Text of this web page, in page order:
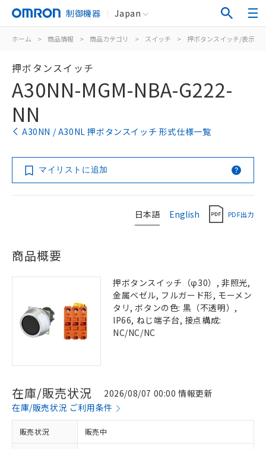
制御機器 Japan
ホーム > 商品情報 > 商品カテゴリ > スイッチ > 押ボタンスイッチ/表示灯
押ボタンスイッチ
A30NN-MGM-NBA-G222-
NN
A30NN / A30NL 押ボタンスイッチ 形式仕様一覧
マイリストに追加
日本語 English PDF出力
商品概要
押ボタンスイッチ（φ30）, 非照光,
金属ベゼル, フルガード形, モーメン
タリ, ボタンの色: 黒（不透明）,
IP66, ねじ端子台, 接点構成:
NC/NC/NC
在庫/販売状況
2026/08/07 00:00 情報更新
在庫/販売状況 ご利用条件
販売状況 販売中